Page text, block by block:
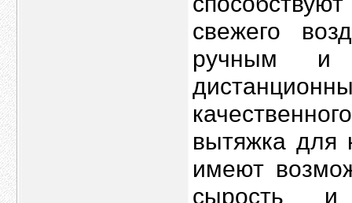
свежего
ручным и
вытяжка для
имеют
сырость и